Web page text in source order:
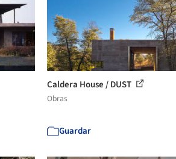
Caldera House / DUST
Obras
Guardar